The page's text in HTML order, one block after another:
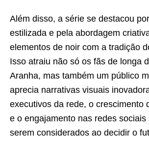
Além disso, a série se destacou
estilizada e pela abordagem
elementos de noir com a tradição
Isso atraiu não só os fãs de longa
Aranha, mas também um público
aprecia narrativas visuais
executivos da rede, o crescimento
e o engajamento nas redes sociais
serem considerados ao decidir o